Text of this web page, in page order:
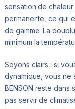
sensation de
permanente, ce qui
de gamme. La
minimum la
Soyons clairs : si
dynamique, vous ne
BENSON reste dans
pas servir de